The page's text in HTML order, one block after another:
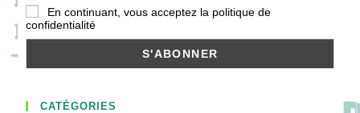
En continuant, vous acceptez la politique de
confidentialité
CATÉGORIES